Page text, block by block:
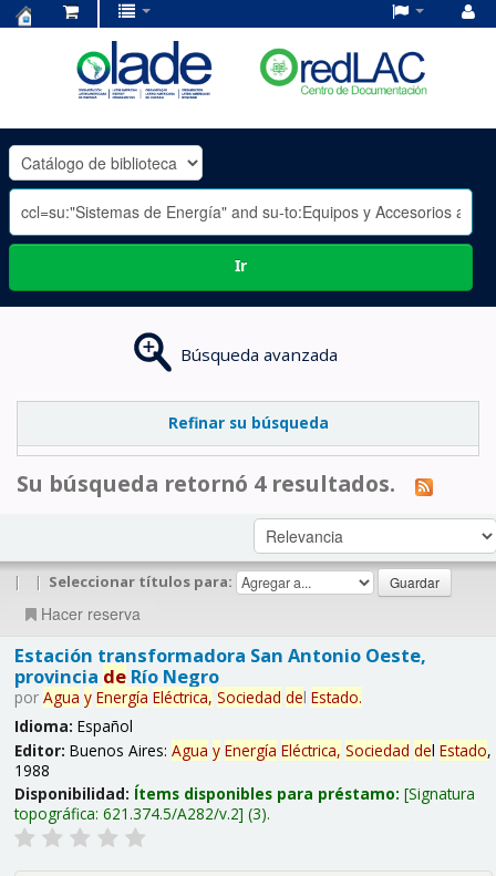
OLADE
-
Ir
Búsqueda avanzada
Refinar su búsqueda
Su búsqueda retornó 4 resultados.
| | Seleccionar títulos para:
Hacer reserva
Estación transformadora San Antonio Oeste,
provincia deRío Negro
por Agua y Energía Eléctrica, Sociedad del Estado.
Idioma: Español
Editor: Buenos Aires: Agua y Energía Eléctrica, Sociedad del Estado,
1988
Disponibilidad: Ítems disponibles para préstamo: Signatura
topográfica: 621.374.5/A282/v.2 (3).